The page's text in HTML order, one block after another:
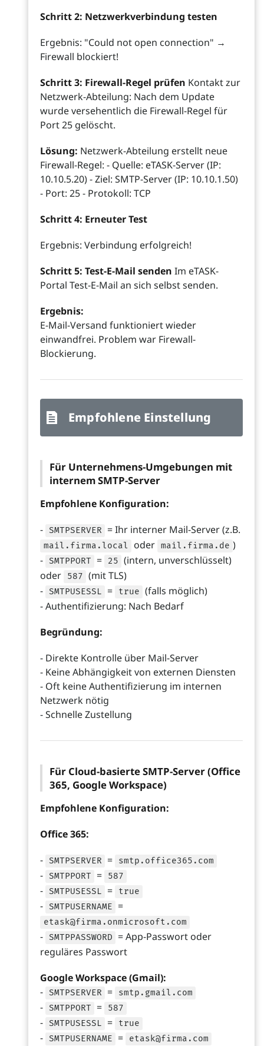
Schritt 2: Netzwerkverbindung testen
Ergebnis: "Could not open connection" →
Firewall blockiert!
Schritt 3: Firewall-Regel prüfen Kontakt zur
Netzwerk-Abteilung: Nach dem Update
wurde versehentlich die Firewall-Regel für
Port 25 gelöscht.
Lösung: Netzwerk-Abteilung erstellt neue
Firewall-Regel: - Quelle: eTASK-Server (IP:
10.10.5.20) - Ziel: SMTP-Server (IP: 10.10.1.50)
- Port: 25 - Protokoll: TCP
Schritt 4: Erneuter Test
Ergebnis: Verbindung erfolgreich!
Schritt 5: Test-E-Mail senden Im eTASK-
Portal Test-E-Mail an sich selbst senden.
Ergebnis:
E-Mail-Versand funktioniert wieder
einwandfrei. Problem war Firewall-
Blockierung.
Empfohlene Einstellung
Für Unternehmens-Umgebungen mit
internem SMTP-Server
Empfohlene Konfiguration:
- SMTPSERVER = Ihr interner Mail-Server (z.B.
mail.firma.local oder mail.firma.de )
- SMTPPORT = 25 (intern, unverschlüsselt)
oder
587 (mit TLS)
- SMTPUSESSL = true (falls möglich)
- Authentifizierung: Nach Bedarf
Begründung:
- Direkte Kontrolle über Mail-Server
- Keine Abhängigkeit von externen Diensten
- Oft keine Authentifizierung im internen
Netzwerk nötig
- Schnelle Zustellung
Für Cloud-basierte SMTP-Server (Office
365, Google Workspace)
Empfohlene Konfiguration:
Office 365:
- SMTPSERVER = smtp.office365.com
- SMTPPORT = 587
- SMTPUSESSL = true
- SMTPUSERNAME =
etask@firma.onmicrosoft.com
- SMTPPASSWORD
= App-Passwort oder
reguläres Passwort
Google Workspace (Gmail):
- SMTPSERVER = smtp.gmail.com
- SMTPPORT = 587
- SMTPUSESSL = true
- SMTPUSERNAME = etask@firma.com